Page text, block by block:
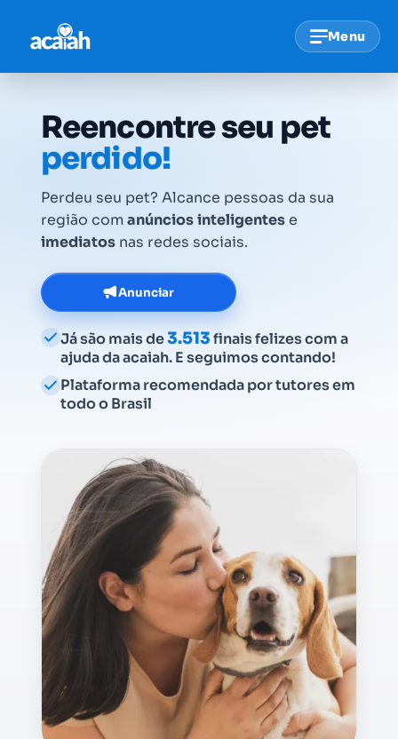
Menu
Reencontre seu pet
perdido!
Perdeu seu pet? Alcance pessoas da sua
região comanúncios inteligentese
imediatosnas redes sociais.
Anunciar
Já são mais de3.513finais felizes com a
ajuda da acaiah. E seguimos contando!
Plataforma recomendada por tutores em
todo o Brasil